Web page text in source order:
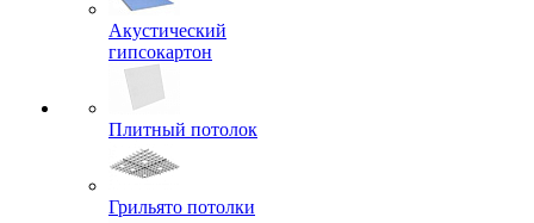
Акустический
гипсокартон
Плитный потолок
Грильято потолки